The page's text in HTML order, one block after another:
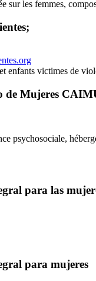
sur les femmes,
enfants victimes de
de Mujeres
psychosociale,
para las
para mujeres